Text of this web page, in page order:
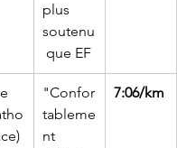
plus
soutenu
que EF
"Confor
tableme
nt
7:06/km